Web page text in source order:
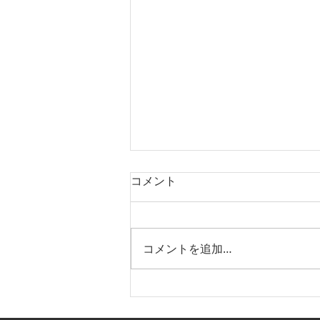
窪野米日記：vol.9｜田植え
コメント
コメントを追加…